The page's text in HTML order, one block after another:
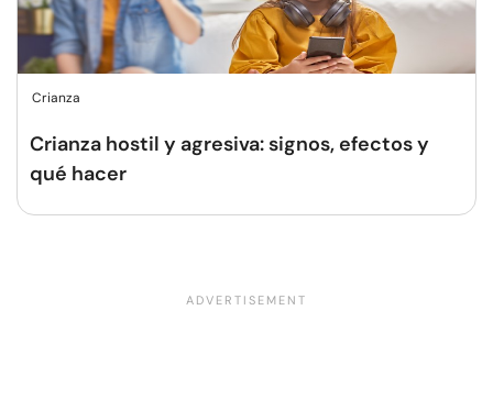
Crianza
Crianza hostil y agresiva: signos, efectos y
qué hacer